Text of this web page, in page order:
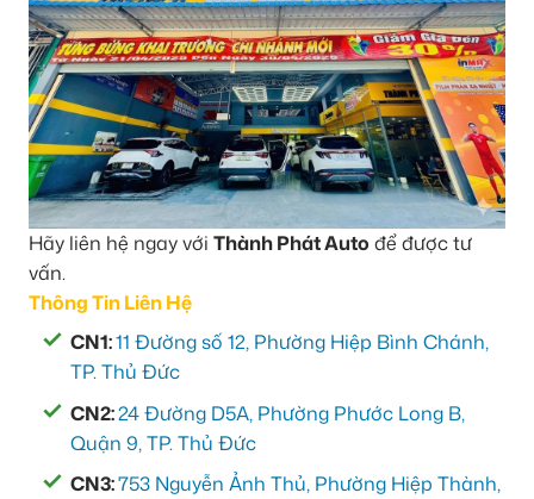
Hãy liên hệ ngay với Thành Phát Auto để được tư
vấn.
Thông Tin Liên Hệ
CN1:11 Đường số 12, Phường Hiệp Bình Chánh,
TP. Thủ Đức
CN2:24 Đường D5A, Phường Phước Long B,
Quận 9, TP. Thủ Đức
CN3:753 Nguyễn Ảnh Thủ, Phường Hiệp Thành,